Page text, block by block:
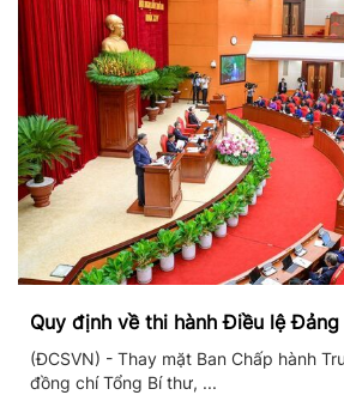
Quy định về thi hành Điều lệ Đảng
(ĐCSVN) - Thay mặt Ban Chấp hành
đồng chí Tổng Bí thư, ...